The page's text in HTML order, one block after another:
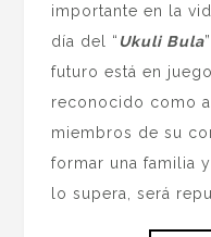
importante en la
día del “ Ukuli Bula
futuro está en
reconocido como
miembros de su
formar una familia
lo supera, será